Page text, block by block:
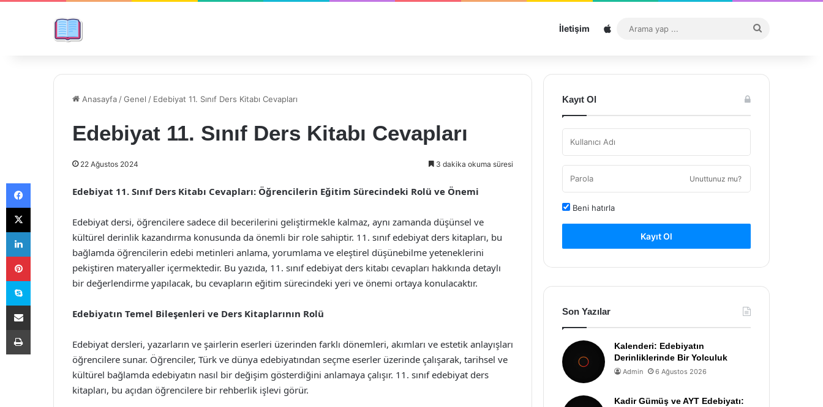
İletişim Sitemap
...
Anasayfa /Genel / Edebiyat 11. Sınıf Ders Kitabı Cevapları
Edebiyat 11. Sınıf Ders Kitabı Cevapları
22 Ağustos 2024 3 dakika okuma süresi
Edebiyat 11. Sınıf Ders Kitabı Cevapları: Öğrencilerin Eğitim Sürecindeki Rolü ve Önemi
Edebiyat dersi, öğrencilere sadece dil becerilerini geliştirmekle kalmaz, aynı zamanda düşünsel ve
kültürel derinlik kazandırma konusunda da önemli bir role sahiptir. 11. sınıf edebiyat ders kitapları, bu
bağlamda öğrencilerin edebi metinleri anlama, yorumlama ve eleştirel düşünebilme yeteneklerini
pekiştiren materyaller içermektedir. Bu yazıda, 11. sınıf edebiyat ders kitabı cevapları hakkında detaylı
bir değerlendirme yapılacak, bu cevapların eğitim sürecindeki yeri ve önemi ortaya konulacaktır.
Edebiyatın Temel Bileşenleri ve Ders Kitaplarının Rolü
Edebiyat dersleri, yazarların ve şairlerin eserleri üzerinden farklı dönemleri, akımları ve estetik anlayışları
öğrencilere sunar. Öğrenciler, Türk ve dünya edebiyatından seçme eserler üzerinde çalışarak, tarihsel ve
kültürel bağlamda edebiyatın nasıl bir değişim gösterdiğini anlamaya çalışır. 11. sınıf edebiyat ders
kitapları, bu açıdan öğrencilere bir rehberlik işlevi görür.
Kayıt Ol
Unuttunuz mu?
Beni hatırla
Kayıt Ol
Son Yazılar
Kalenderi: Edebiyatın
Derinliklerinde Bir Yolculuk
Admin 6 Ağustos 2026
Kadir Gümüş ve AYT Edebiyatı:
Facebook
X
LinkedIn
Pinterest
Skype
E-Posta ile paylaş